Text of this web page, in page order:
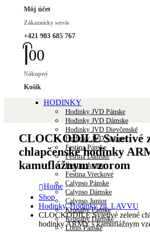
Môj účet
Zákaznícky servis
+421 903 685 767
00
Nákupný
Košík
HODINKY
Hodinky JVD Pánske
Hodinky JVD Dámske
Hodinky JVD Dievčenské
Hodinky JVD Chlapec
Festina Pánske
Festina Dámske
Festina Junior
Festina Vreckové
Calypso Pánske
Calypso Dámske
Calypso Junior
Kronaby Pánske
Kronaby Dámske
Lotus Pánske
CLOCKODILE Svietivé
chlapčenské hodinky
kamuflážnym vzorom
Home
Shop
Hodinky,Hodinky zn. LAVVU
CLOCKODILE Svietivé zelené
hodinky ARMY s kamuflážnym